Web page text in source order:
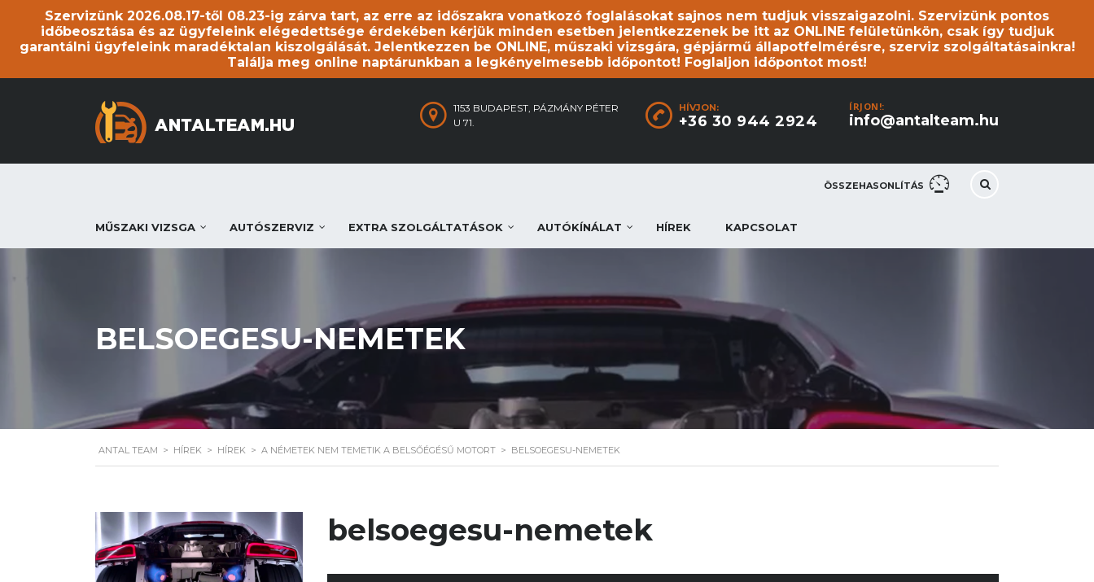
Szervizünk 2026.08.17-től 08.23-ig zárva tart, az erre az időszakra vonatkozó foglalásokat sajnos nem tudjuk visszaigazolni. Szervizünk pontos
időbeosztása és az ügyfeleink elégedettsége érdekében kérjük minden esetben jelentkezzenek be itt az ONLINE felületünkön, csak így tudjuk
garantálni ügyfeleink maradéktalan kiszolgálását. Jelentkezzen be ONLINE, műszaki vizsgára, gépjármű állapotfelmérésre, szerviz szolgáltatásainkra!
Találja meg online naptárunkban a legkényelmesebb időpontot! Foglaljon időpontot most!
ÍRJON!:
info@antalteam.hu
HÍVJON:
+36 30 944 2924
1153 BUDAPEST, PÁZMÁNY PÉTER
U 71.
ÖSSZEHASONLÍTÁS
MŰSZAKI VIZSGA AUTÓSZERVIZ EXTRA SZOLGÁLTATÁSOK AUTÓKÍNÁLAT HÍREK KAPCSOLAT
BELSOEGESU-NEMETEK
ANTAL TEAM > HÍREK > HÍREK > A NÉMETEK NEM TEMETIK A BELSŐÉGÉSŰ MOTORT > BELSOEGESU-NEMETEK
belsoegesu-nemetek